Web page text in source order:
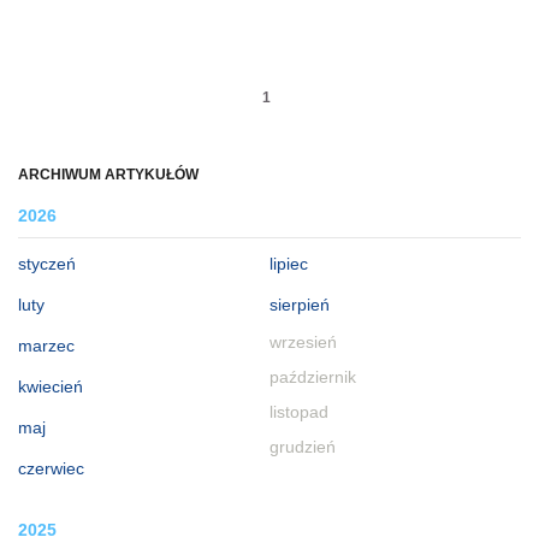
ARCHIWUM ARTYKUŁÓW
2026
styczeń
luty
marzec
kwiecień
maj
czerwiec
lipiec
sierpień
wrzesień
październik
listopad
grudzień
2025
1